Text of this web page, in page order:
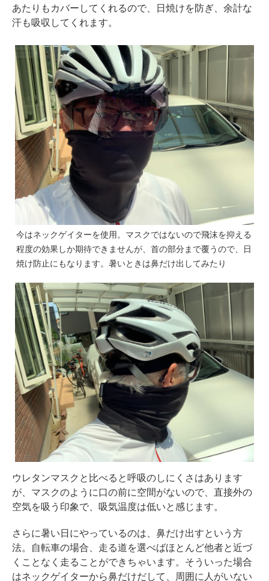
あたりもカバーしてくれるので、日焼けを防ぎ、余計な
汗も吸収してくれます。
今はネックゲイターを使用。マスクではないので飛沫を抑える
程度の効果しか期待できませんが、首の部分まで覆うので、日
焼け防止にもなります。暑いときは鼻だけ出してみたり
ウレタンマスクと比べると呼吸のしにくさはあります
が、マスクのように口の前に空間がないので、直接外の
空気を吸う印象で、吸気温度は低いと感じます。
さらに暑い日にやっているのは、鼻だけ出すという方
法。自転車の場合、走る道を選べばほとんど他者と近づ
くことなく走ることができちゃいます。そういった場合
はネックゲイターから鼻だけだして、周囲に人がいない